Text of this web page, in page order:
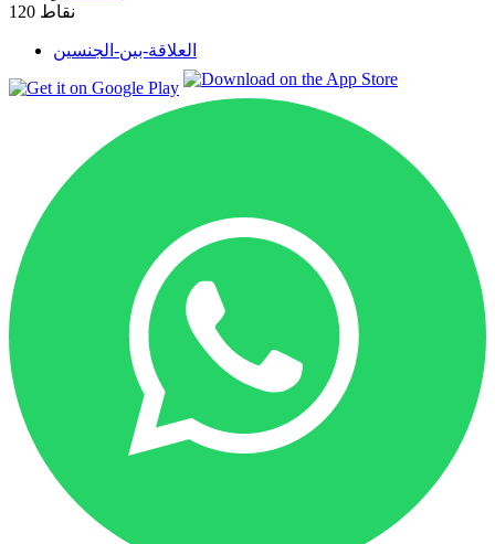
120 نقاط
العلاقة-بين-الجنسين